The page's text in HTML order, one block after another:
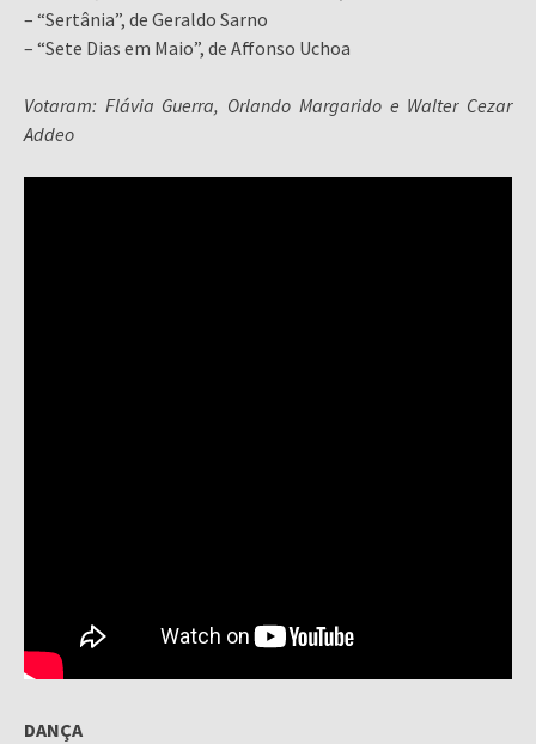
– “Sertânia”, de Geraldo Sarno
– “Sete Dias em Maio”, de Affonso Uchoa
Votaram: Flávia Guerra, Orlando Margarido e Walter Cezar
Addeo
DANÇA